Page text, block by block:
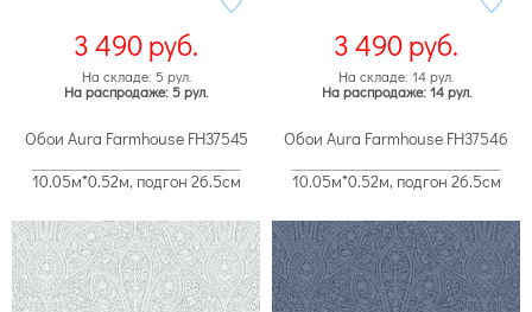
3 490руб.
На складе: 5 рул.
На распродаже: 5 рул.
3 490руб.
На складе: 14 рул.
На распродаже: 14 рул.
Обои Aura Farmhouse FH37545
10.05м*0.52м, подгон 26.5см
Обои Aura Farmhouse FH37546
10.05м*0.52м, подгон 26.5см